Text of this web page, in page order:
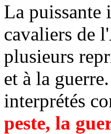
La puissante
cavaliers de
plusieurs
et à la
interprétés
peste, la